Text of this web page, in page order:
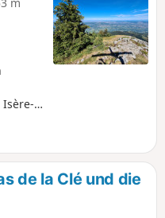
de la Clé und die